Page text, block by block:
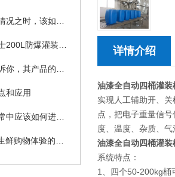
和应用
详情介绍
油漆全自动四桶灌装
实现人工辅助开、
点，把电子重量信
度、温度、杂质、
油漆全自动四桶灌装
系统特点：
1、四个50-200kg桶